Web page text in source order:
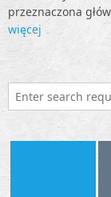
przeznaczona
więcej